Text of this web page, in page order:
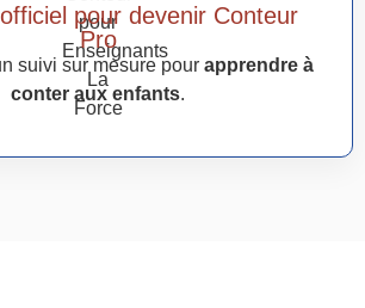
pour devenir Conteur
Pro
suivi sur mesure pour apprendre à
conter aux enfants.